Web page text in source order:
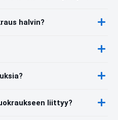
halvin?
liittyy?